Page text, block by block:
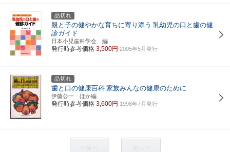
品切れ
親と子の健やかな育ちに寄り添う 乳幼児の口と歯の健
診ガイド
日本小児歯科学会 編
発行時参考価格 3,500円 2005年5月発行
品切れ
歯と口の健康百科 家族みんなの健康のために
伊藤公一 ほか編
発行時参考価格 3,600円 1998年7月発行